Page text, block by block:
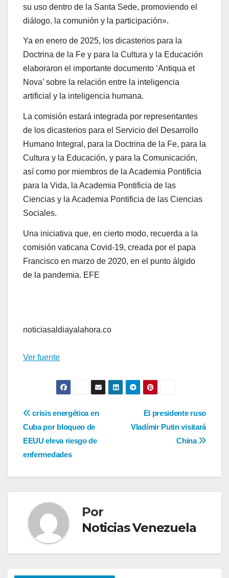
su uso dentro de la Santa Sede, promoviendo el
diálogo, la comunión y la participación».
Ya en enero de 2025, los dicasterios para la
Doctrina de la Fe y para la Cultura y la Educación
elaboraron el importante documento ‘Antiqua et
Nova’ sobre la relación entre la inteligencia
artificial y la inteligencia humana.
La comisión estará integrada por representantes
de los dicasterios para el Servicio del Desarrollo
Humano Integral, para la Doctrina de la Fe, para la
Cultura y la Educación, y para la Comunicación,
así como por miembros de la Academia Pontificia
para la Vida, la Academia Pontificia de las
Ciencias y la Academia Pontificia de las Ciencias
Sociales.
Una iniciativa que, en cierto modo, recuerda a la
comisión vaticana Covid-19, creada por el papa
Francisco en marzo de 2020, en el punto álgido
de la pandemia. EFE
noticiasaldiayalahora.co
Ver fuente
Navegación
de
entradas
El presidente ruso
Vladímir Putin visitará
China
crisis energética en
Cuba por bloqueo de
EEUU eleva riesgo de
enfermedades
Por
Noticias Venezuela